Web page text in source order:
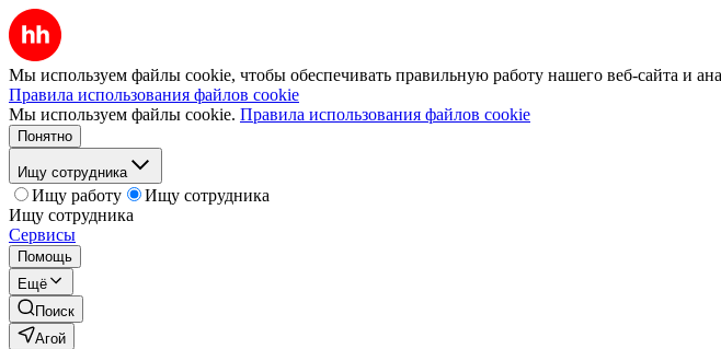
Мы используем файлы cookie, чтобы обеспечивать правильную работу нашего веб-сайта и
Правила использования файлов cookie
Мы используем файлы cookie. Правила использования файлов cookie
Понятно
Ищу сотрудника
Ищу работу
Ищу сотрудника
Ищу сотрудника
Сервисы
Помощь
Ещё
Поиск
Агой